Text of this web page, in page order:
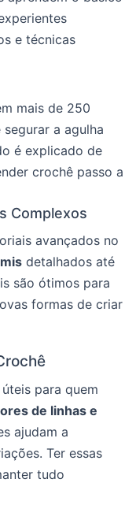
e técnicas
mais de 250
a agulha
é explicado de
crochê passo a
Complexos
avançados no
detalhados até
são ótimos para
formas de criar
para quem
de linhas e
ajudam a
Ter essas
tudo